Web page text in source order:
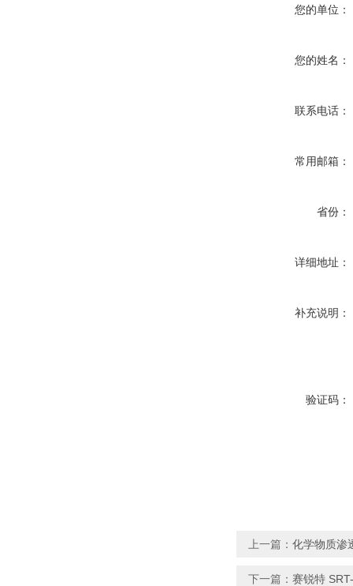
您的单位：
您的姓名：
联系电话：
常用邮箱：
省份：
详细地址：
补充说明：
验证码：
上一篇： 化学物质渗
下一篇： 赛锐特